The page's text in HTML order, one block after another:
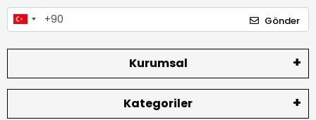
Gönder
Kurumsal
Kategoriler